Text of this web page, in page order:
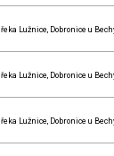
řeka Lužnice, Dobronice u
řeka Lužnice, Dobronice u
řeka Lužnice, Dobronice u